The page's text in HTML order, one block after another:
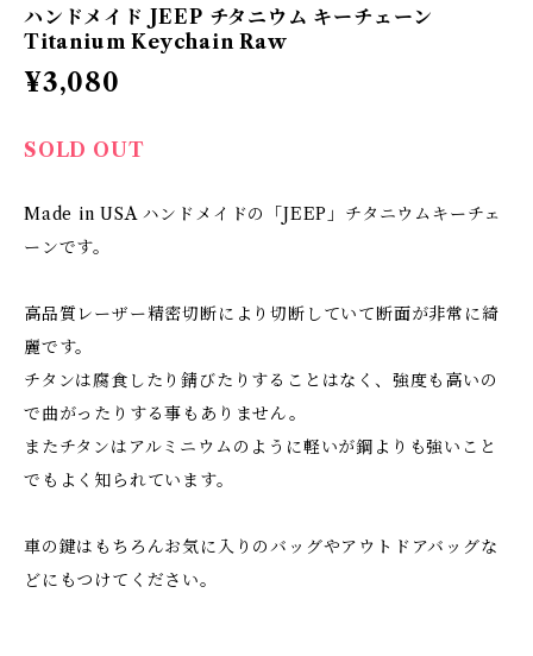
ハンドメイド JEEP チタニウム キーチェーン
Titanium Keychain Raw
¥3,080
SOLD OUT
Made in USA ハンドメイドの「JEEP」チタニウムキーチェ
ーンです。
高品質レーザー精密切断により切断していて断面が非常に綺
麗です。
チタンは腐食したり錆びたりすることはなく、強度も高いの
で曲がったりする事もありません。
またチタンはアルミニウムのように軽いが鋼よりも強いこと
でもよく知られています。
車の鍵はもちろんお気に入りのバッグやアウトドアバッグな
どにもつけてください。